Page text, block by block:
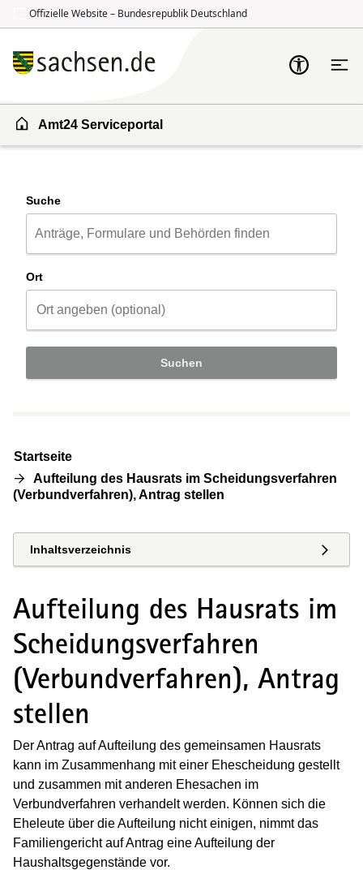
Offizielle Website – Bundesrepublik Deutschland
Amt24 Serviceportal
Suche
Ort
Suchen
Startseite
Aufteilung des Hausrats im Scheidungsverfahren
(Verbundverfahren), Antrag stellen
Inhaltsverzeichnis
Aufteilung des Hausrats im
Scheidungsverfahren
(Verbundverfahren), Antrag
stellen
Der Antrag auf Aufteilung des gemeinsamen Hausrats
kann im Zusammenhang mit einer Ehescheidung gestellt
und zusammen mit anderen Ehesachen im
Verbundverfahren verhandelt werden. Können sich die
Eheleute über die Aufteilung nicht einigen, nimmt das
Familiengericht auf Antrag eine Aufteilung der
Haushaltsgegenstände vor.